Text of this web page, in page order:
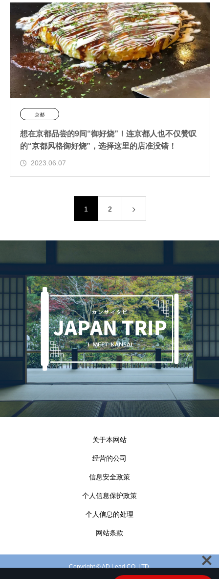
京都
想在京都品尝的9间“御好烧”！连京都人也不仅赞叹
的“京都风格御好烧”，选择这里的店准没错！
2023.06.07
1 2
关于本网站
经营的公司
信息安全政策
个人信息保护政策
个人信息的处理
网站条款
Copyright © AD.Lead CO.,LTD.